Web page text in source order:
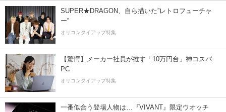
SUPER★DRAGON、自ら描いた”レトロフューチャ
ー”
オリコンタイアップ特集
【驚愕】メーカー社員が推す「10万円台」神コスパ
PC
オリコンタイアップ特集
一番似合う登場人物は…『VIVANT』限定ウオッチ